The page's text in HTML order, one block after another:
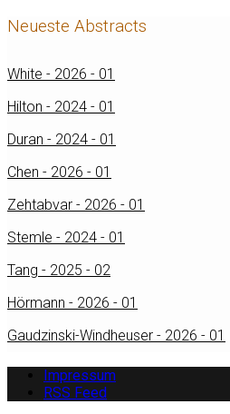
Neueste Abstracts
White - 2026 - 01
Hilton - 2024 - 01
Duran - 2024 - 01
Chen - 2026 - 01
Zehtabvar - 2026 - 01
Stemle - 2024 - 01
Tang - 2025 - 02
Hörmann - 2026 - 01
Gaudzinski-Windheuser - 2026 - 01
Impressum
RSS Feed